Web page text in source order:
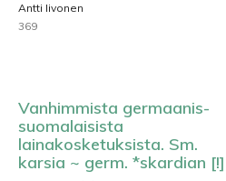
Antti Iivonen
369
Vanhimmista germaanis-
suomalaisista
lainakosketuksista. Sm.
karsia ~ germ. *skardian [!]